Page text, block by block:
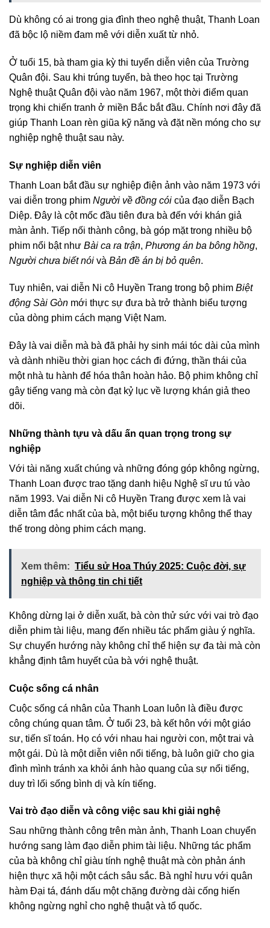
Dù không có ai trong gia đình theo nghệ thuật, Thanh Loan
đã bộc lộ niềm đam mê với diễn xuất từ nhỏ.
Ở tuổi 15, bà tham gia kỳ thi tuyển diễn viên của Trường
Quân đội. Sau khi trúng tuyển, bà theo học tại Trường
Nghệ thuật Quân đội vào năm 1967, một thời điểm quan
trọng khi chiến tranh ở miền Bắc bắt đầu. Chính nơi đây đã
giúp Thanh Loan rèn giũa kỹ năng và đặt nền móng cho sự
nghiệp nghệ thuật sau này.
Sự nghiệp diễn viên
Thanh Loan bắt đầu sự nghiệp điện ảnh vào năm 1973 với
vai diễn trong phim Người về đồng cói của đạo diễn Bạch
Diệp. Đây là cột mốc đầu tiên đưa bà đến với khán giả
màn ảnh. Tiếp nối thành công, bà góp mặt trong nhiều bộ
phim nổi bật như Bài ca ra trận, Phương án ba bông hồng,
Người chưa biết nói và Bản đề án bị bỏ quên.
Tuy nhiên, vai diễn Ni cô Huyền Trang trong bộ phim Biệt
động Sài Gòn mới thực sự đưa bà trở thành biểu tượng
của dòng phim cách mạng Việt Nam.
Đây là vai diễn mà bà đã phải hy sinh mái tóc dài của mình
và dành nhiều thời gian học cách đi đứng, thần thái của
một nhà tu hành để hóa thân hoàn hảo. Bộ phim không chỉ
gây tiếng vang mà còn đạt kỷ lục về lượng khán giả theo
dõi.
Những thành tựu và dấu ấn quan trọng trong sự
nghiệp
Với tài năng xuất chúng và những đóng góp không ngừng,
Thanh Loan được trao tặng danh hiệu Nghệ sĩ ưu tú vào
năm 1993. Vai diễn Ni cô Huyền Trang được xem là vai
diễn tâm đắc nhất của bà, một biểu tượng không thể thay
thế trong dòng phim cách mạng.
Xem thêm: Tiểu sử Hoa Thúy 2025: Cuộc đời, sự
nghiệp và thông tin chi tiết
Không dừng lại ở diễn xuất, bà còn thử sức với vai trò đạo
diễn phim tài liệu, mang đến nhiều tác phẩm giàu ý nghĩa.
Sự chuyển hướng này không chỉ thể hiện sự đa tài mà còn
khẳng định tâm huyết của bà với nghệ thuật.
Cuộc sống cá nhân
Cuộc sống cá nhân của Thanh Loan luôn là điều được
công chúng quan tâm. Ở tuổi 23, bà kết hôn với một giáo
sư, tiến sĩ toán. Họ có với nhau hai người con, một trai và
một gái. Dù là một diễn viên nổi tiếng, bà luôn giữ cho gia
đình mình tránh xa khỏi ánh hào quang của sự nổi tiếng,
duy trì lối sống bình dị và kín tiếng.
Vai trò đạo diễn và công việc sau khi giải nghệ
Sau những thành công trên màn ảnh, Thanh Loan chuyển
hướng sang làm đạo diễn phim tài liệu. Những tác phẩm
của bà không chỉ giàu tính nghệ thuật mà còn phản ánh
hiện thực xã hội một cách sâu sắc. Bà nghỉ hưu với quân
hàm Đại tá, đánh dấu một chặng đường dài cống hiến
không ngừng nghỉ cho nghệ thuật và tổ quốc.